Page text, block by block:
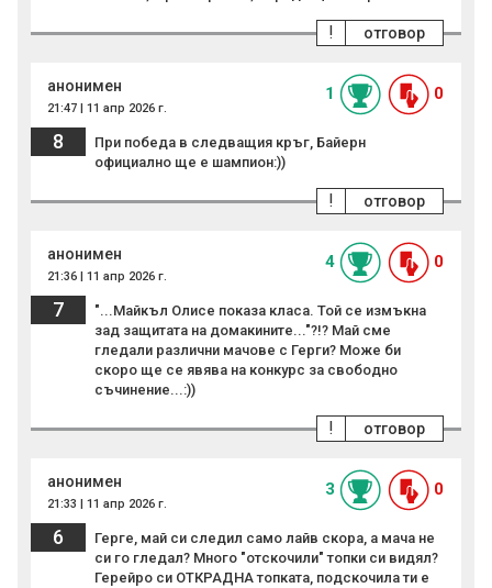
отговор
!
анонимен
21:47 | 11 апр 2026 г.
1 0
8
При победа в следващия кръг, Байерн
официално ще е шампион:))
отговор
!
анонимен
21:36 | 11 апр 2026 г.
4 0
7
"...Майкъл Олисе показа класа. Той се измъкна
зад защитата на домакините..."?!? Май сме
гледали различни мачове с Герги? Може би
скоро ще се явява на конкурс за свободно
съчинение...:))
отговор
!
анонимен
21:33 | 11 апр 2026 г.
3 0
6
Герге, май си следил само лайв скора, а мача не
си го гледал? Много "отскочили" топки си видял?
Герейро си ОТКРАДНА топката, подскочила ти е